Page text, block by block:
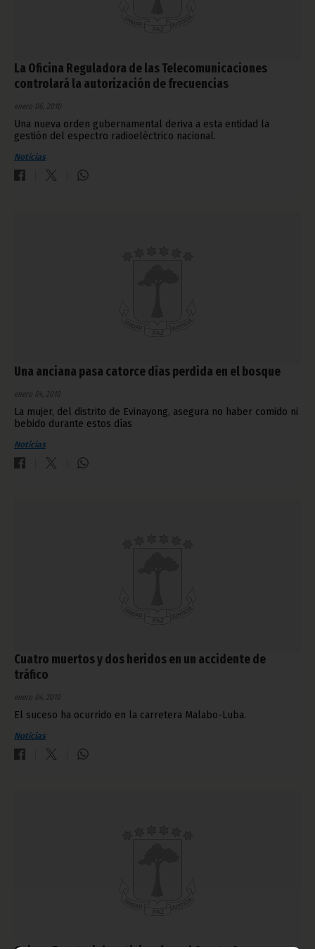
La Oficina Reguladora de las Telecomunicaciones
controlará la autorización de frecuencias
enero 06, 2010
Una nueva orden gubernamental deriva a esta entidad la
gestión del espectro radioeléctrico nacional.
Noticias
Una anciana pasa catorce días perdida en el bosque
enero 04, 2010
La mujer, del distrito de Evinayong, asegura no haber comido ni
bebido durante estos días
Noticias
Cuatro muertos y dos heridos en un accidente de
tráfico
enero 04, 2010
El suceso ha ocurrido en la carretera Malabo-Luba.
Noticias